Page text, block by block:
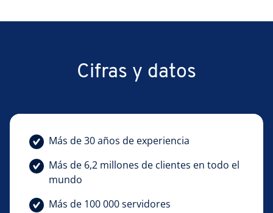
Cifras y datos
Más de 30 años de experiencia
Más de 6,2 millones de clientes en todo el
mundo
Más de 100 000 servidores